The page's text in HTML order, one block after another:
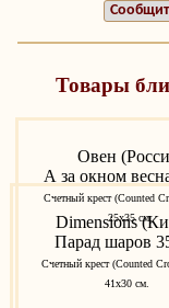
Товары
Овен
А за окном
Счетный крест (Counted
25х35 см.
Dimensions
Парад шаров
Счетный крест (Counted
41х30 см.